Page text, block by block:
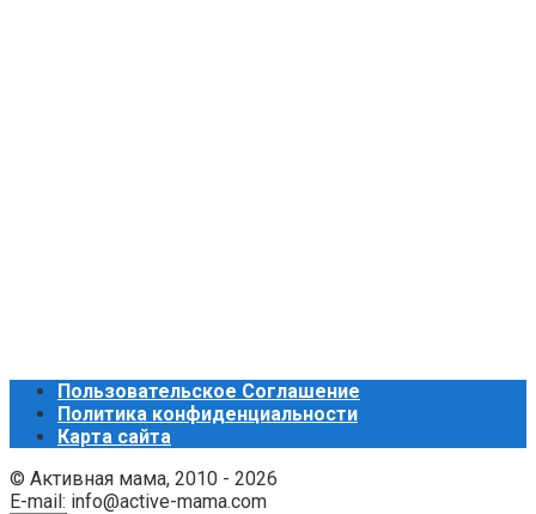
Пользовательское Соглашение
Политика конфиденциальности
Карта сайта
© Активная мама, 2010 - 2026
E-mail: info@active-mama.com